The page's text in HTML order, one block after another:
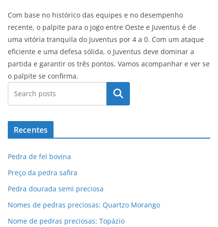
Com base no histórico das equipes e no desempenho
recente, o palpite para o jogo entre Oeste e Juventus é de
uma vitória tranquila do Juventus por 4 a 0. Com um ataque
eficiente e uma defesa sólida, o Juventus deve dominar a
partida e garantir os três pontos. Vamos acompanhar e ver se
o palpite se confirma.
Pesquisar
Recentes
Pedra de fel bovina
Preço da pedra safira
Pedra dourada semi preciosa
Nomes de pedras preciosas: Quartzo Morango
Nome de pedras preciosas: Topázio